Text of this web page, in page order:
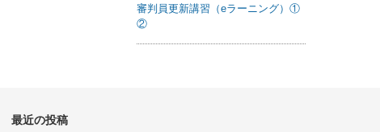
審判員更新講習（eラーニング）①
②
最近の投稿